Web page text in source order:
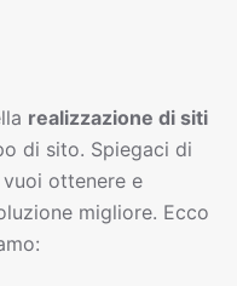
realizzazione di siti
di sito. Spiegaci di
ottenere e
migliore. Ecco